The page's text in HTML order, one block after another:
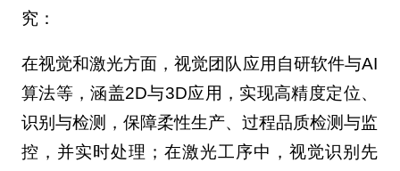
究：
在视觉和激光方面，视觉团队应用自研软件与AI
算法等，涵盖2D与3D应用，实现高精度定位、
识别与检测，保障柔性生产、过程品质检测与监
控，并实时处理；在激光工序中，视觉识别先